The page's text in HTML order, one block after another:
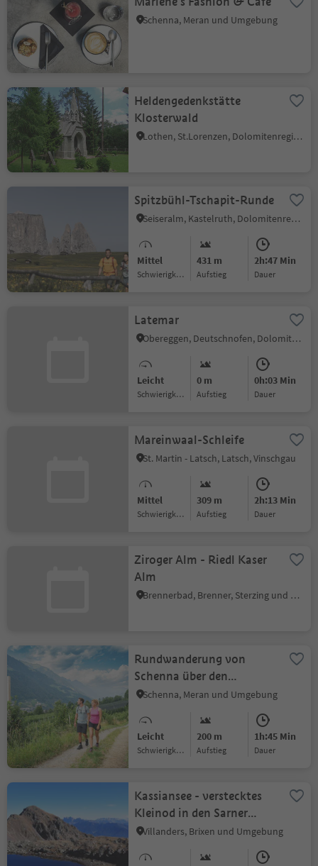
Schenna, Meran und Umgebung
Heldengedenkstätte
Klosterwald
Lothen, St.Lorenzen, Dolomitenregion Kronplatz
Spitzbühl-Tschapit-Runde
Seiseralm, Kastelruth, Dolomitenregion Seiser Alm
Mittel
Schwierigkeitsgrad
431 m
Aufstieg
2h:47 Min
Dauer
Latemar
Obereggen, Deutschnofen, Dolomitenregion Eggental
Leicht
Schwierigkeitsgrad
0 m
Aufstieg
0h:03 Min
Dauer
Mareinwaal-Schleife
St. Martin - Latsch, Latsch, Vinschgau
Mittel
Schwierigkeitsgrad
309 m
Aufstieg
2h:13 Min
Dauer
Ziroger Alm - Riedl Kaser
Alm
Brennerbad, Brenner, Sterzing und Umgebung
Rundwanderung von
Schenna über den
Bloseggweg
Schenna, Meran und Umgebung
Leicht
Schwierigkeitsgrad
200 m
Aufstieg
1h:45 Min
Dauer
Kassiansee - verstecktes
Kleinod in den Sarner
Alpen
Villanders, Brixen und Umgebung